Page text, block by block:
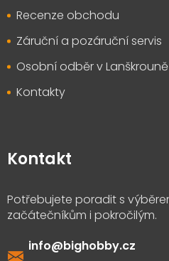
Recenze obchodu
Záruční a pozáruční servis
Osobní odběr v Lanškrouně
Kontakty
Kontakt
info@bighobby.cz